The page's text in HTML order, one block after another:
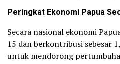
Peringkat Ekonomi Papua
Secara nasional ekonomi
15 dan berkontribusi sebesar
untuk mendorong